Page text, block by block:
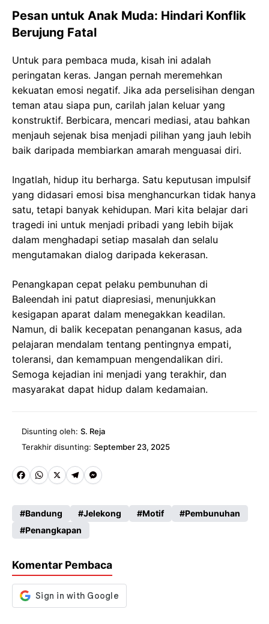
Pesan untuk Anak Muda: Hindari Konflik
Berujung Fatal
Untuk para pembaca muda, kisah ini adalah
peringatan keras. Jangan pernah meremehkan
kekuatan emosi negatif. Jika ada perselisihan dengan
teman atau siapa pun, carilah jalan keluar yang
konstruktif. Berbicara, mencari mediasi, atau bahkan
menjauh sejenak bisa menjadi pilihan yang jauh lebih
baik daripada membiarkan amarah menguasai diri.
Ingatlah, hidup itu berharga. Satu keputusan impulsif
yang didasari emosi bisa menghancurkan tidak hanya
satu, tetapi banyak kehidupan. Mari kita belajar dari
tragedi ini untuk menjadi pribadi yang lebih bijak
dalam menghadapi setiap masalah dan selalu
mengutamakan dialog daripada kekerasan.
Penangkapan cepat pelaku pembunuhan di
Baleendah ini patut diapresiasi, menunjukkan
kesigapan aparat dalam menegakkan keadilan.
Namun, di balik kecepatan penanganan kasus, ada
pelajaran mendalam tentang pentingnya empati,
toleransi, dan kemampuan mengendalikan diri.
Semoga kejadian ini menjadi yang terakhir, dan
masyarakat dapat hidup dalam kedamaian.
Disunting oleh: S. Reja
Terakhir disunting: September 23, 2025
Fa
b
o
k
W
ts
A
p
X
Te
gr
a
M
se
n
er
Bandung Jelekong Motif
Pembunuhan
Penangkapan
Komentar Pembaca